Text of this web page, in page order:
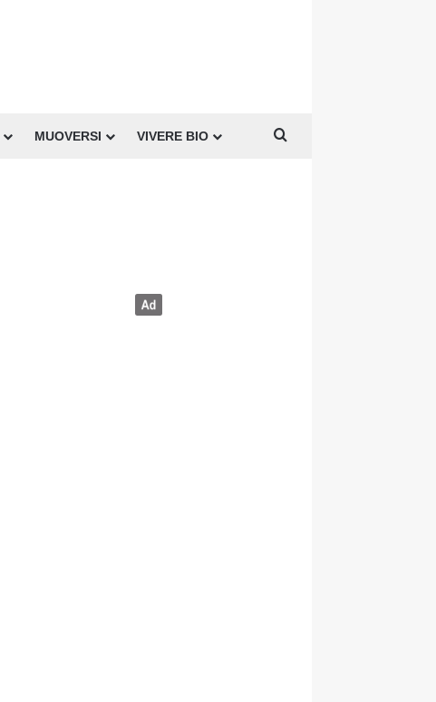
MUOVERSI VIVERE BIO